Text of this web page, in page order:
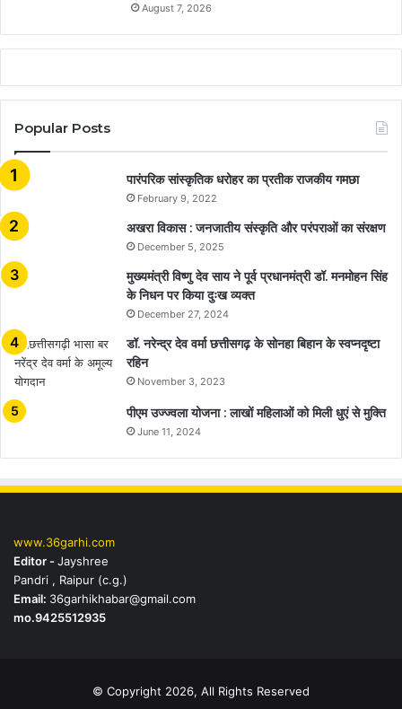
August 7, 2026
Popular Posts
​​​​​​​पारंपरिक सांस्कृतिक धरोहर का प्रतीक राजकीय गमछा
February 9, 2022
अखरा विकास : जनजातीय संस्कृति और परंपराओं का संरक्षण
December 5, 2025
मुख्यमंत्री विष्णु देव साय ने पूर्व प्रधानमंत्री डॉ. मनमोहन सिंह
के निधन पर किया दुःख व्यक्त
December 27, 2024
डॉ. नरेन्द्र देव वर्मा छत्तीसगढ़ के सोनहा बिहान के स्वप्नदृष्टा
रहिन
November 3, 2023
पीएम उज्ज्वला योजना : लाखों महिलाओं को मिली धुएं से मुक्ति
June 11, 2024
www.36garhi.com
Editor -Jayshree
Pandri , Raipur (c.g.)
Email: 36garhikhabar@gmail.com
mo.9425512935
© Copyright 2026, All Rights Reserved